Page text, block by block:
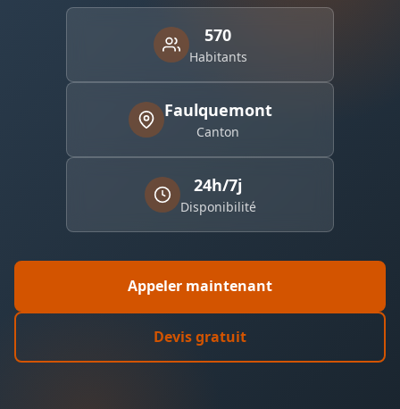
570
Habitants
Faulquemont
Canton
24h/7j
Disponibilité
Appeler maintenant
Devis gratuit